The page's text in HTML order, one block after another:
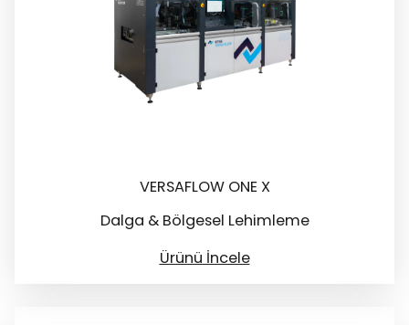
VERSAFLOW ONE X
Dalga & Bölgesel Lehimleme
Ürünü İncele